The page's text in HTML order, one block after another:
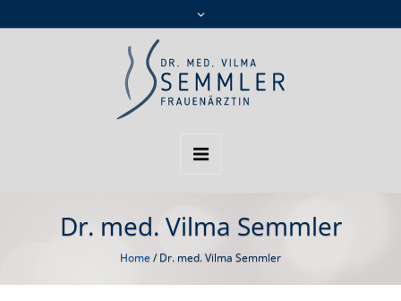
Dr. med. Vilma Semmler
Home/Dr. med. Vilma Semmler